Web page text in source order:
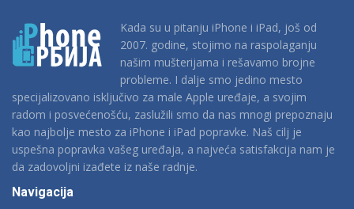
Kada su u pitanju iPhone i iPad, još od
2007. godine, stojimo na raspolaganju
našim mušterijama i rešavamo brojne
probleme. I dalje smo jedino mesto
specijalizovano isključivo za male Apple uređaje, a svojim
radom i posvećenošću, zaslužili smo da nas mnogi prepoznaju
kao najbolje mesto za iPhone i iPad popravke. Naš cilj je
uspešna popravka vašeg uređaja, a najveća satisfakcija nam je
da zadovoljni izađete iz naše radnje.
Navigacija